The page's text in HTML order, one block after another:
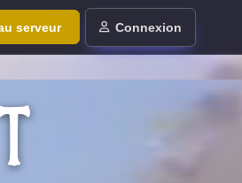
serveur Connexion